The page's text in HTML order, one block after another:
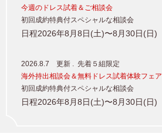
今週のドレス試着＆ご相談会
初回成約特典付スペシャルな相談会
日程2026年8月8日(土)〜8月30日(日)
2026.8.7 更新 . 先着５組限定
海外持出相談会＆無料ドレス試着体験フェア
初回成約特典付スペシャルな相談会
日程2026年8月8日(土)〜8月30日(日)